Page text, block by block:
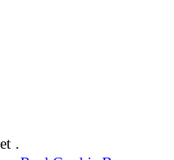
.